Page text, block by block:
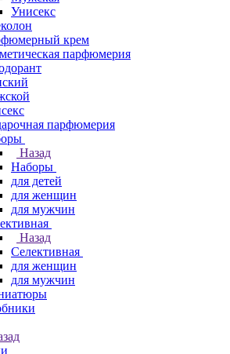
Унисекс
крем
парфюмерия
парфюмерия
Назад
Наборы
для детей
для женщин
для мужчин
Назад
Селективная
для женщин
для мужчин